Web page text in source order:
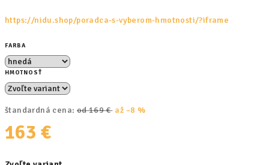
https://nidu.shop/poradca-s-vyberom-hmotnosti/?iframe
FARBA
HMOTNOSŤ
štandardná cena: od 169 € až –8 %
163 €